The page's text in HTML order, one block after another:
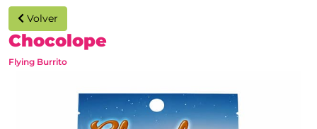
Volver
Chocolope
Flying Burrito